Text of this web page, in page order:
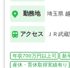
勤務地 埼玉県
アクセス ＪＲ武
年収700万円以上可 新
産休・育休取得実績有り